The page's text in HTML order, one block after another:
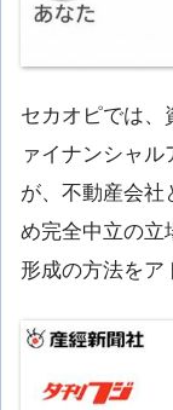
セカオピでは、
ァイナンシャ
が、不動産会社
め完全中立の立
形成の方法をア